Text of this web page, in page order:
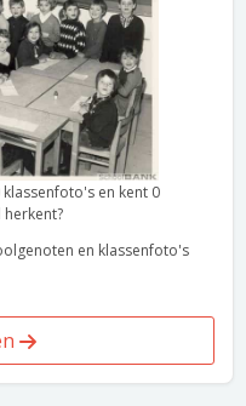
en kent 0
en klassenfoto's